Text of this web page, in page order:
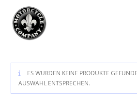
Inhalt
springen
ES WURDEN KEINE PRODUKTE
AUSWAHL ENTSPRECHEN.